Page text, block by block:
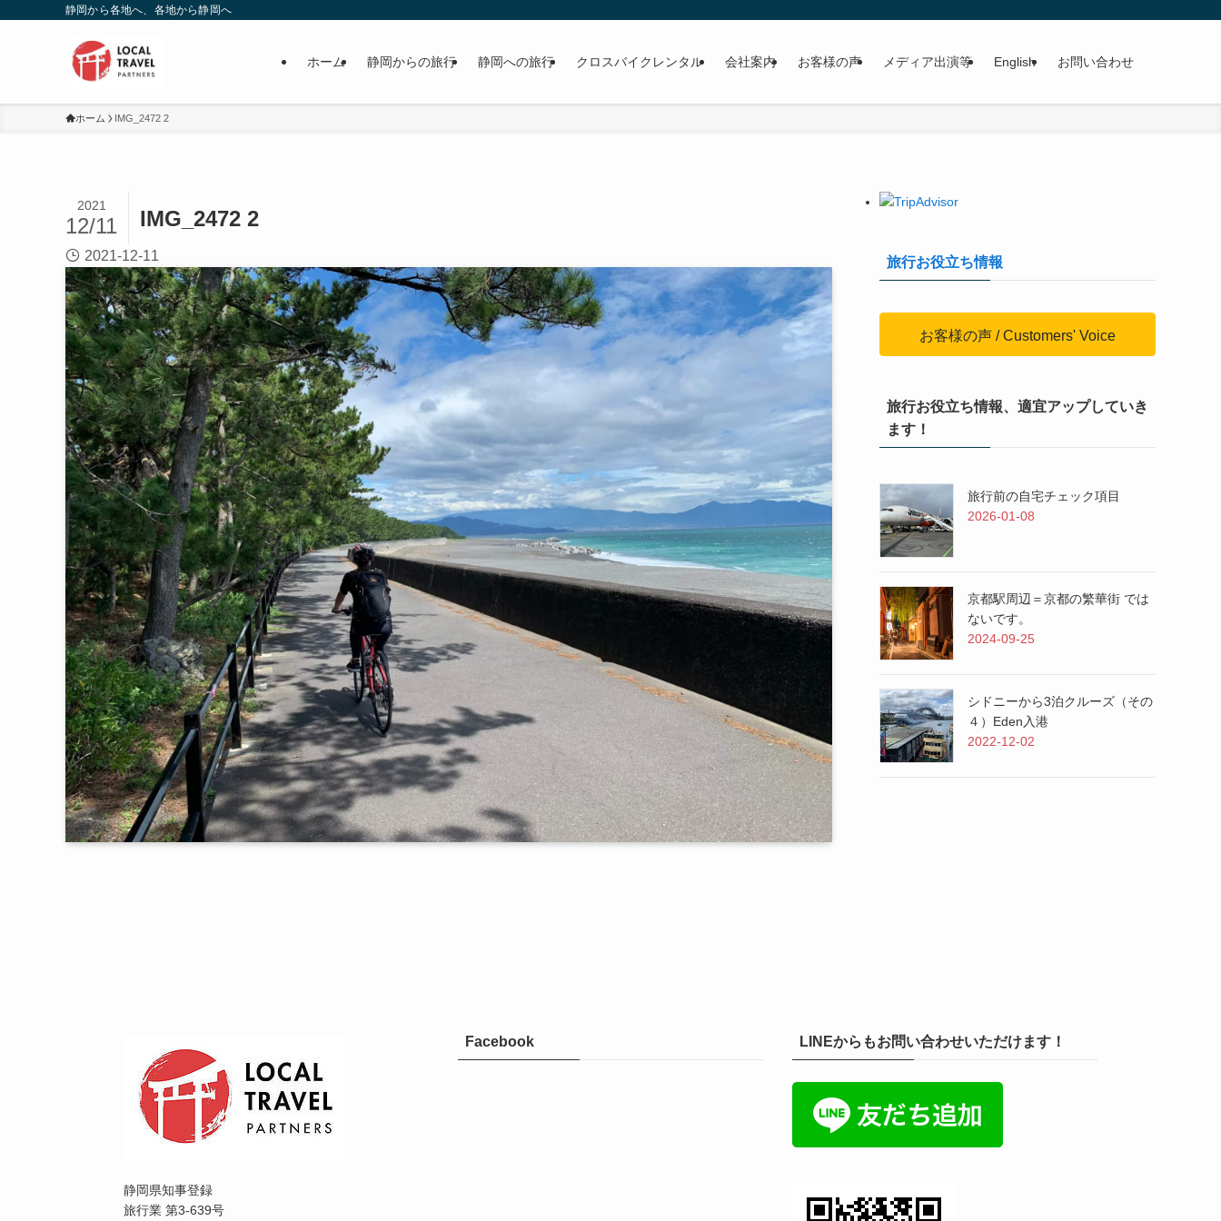
静岡から各地へ、各地から静岡へ
ホーム 静岡からの旅行 静岡への旅行 クロスバイクレンタル 会社案内 お客様の声 メディア出演等 English お問い合わせ
ホーム IMG_2472 2
IMG_2472 2
2021
12/11
2021-12-11 旅行お役立ち情報
お客様の声 / Customers' Voice
旅行お役立ち情報、適宜アップしていき
ます！
旅行前の自宅チェック項目
2026-01-08
京都駅周辺＝京都の繁華街 では
ないです。
2024-09-25
シドニーから3泊クルーズ（その
４）Eden入港
2022-12-02
静岡県知事登録
旅行業 第3-639号
Facebook LINEからもお問い合わせいただけます！